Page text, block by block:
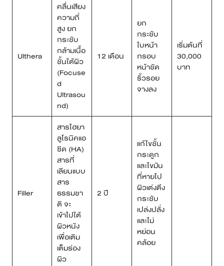
Ulthera
คลื่นเสียง
ความถี่
สูง ยก
กระชับ
กล้ามเนื้อ
ชั้นใต้ผิว
(Focuse
d
Ultrasou
nd)
12 เดือน
ยก
กระชับ
ใบหน้า
กรอบ
หน้าชัด
ริ้วรอย
จางลง
เริ่มต้นที่
30,000
บาท
Filler
สารไฮยา
ลูโรนิคแอ
ซิด (HA)
สารที่
เลียนแบบ
สาร
ธรรมชา
ติ จะ
เข้าไปใต้
ผิวหนัง
เพื่อเติม
เต็มร่อง
ผิว
2 ปี
แก้ไขชั้น
กระดูก
และไขมัน
ที่หายไป
ผิวเต่งตึง
กระชับ
เปล่งปลั่ง
และไม่
หย่อน
คล้อย